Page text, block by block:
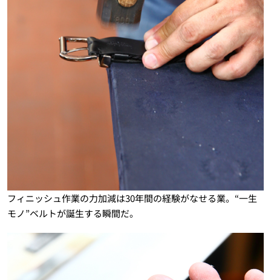
フィニッシュ作業の力加減は30年間の経験がなせる業。“一生
モノ”ベルトが誕生する瞬間だ。